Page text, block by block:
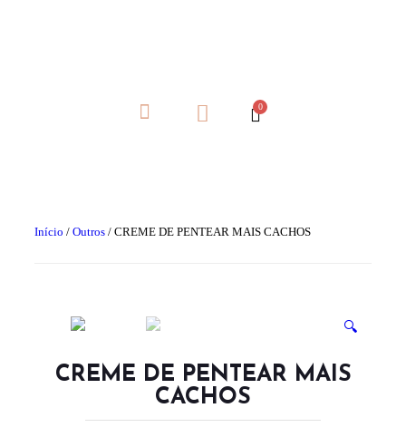
Início / Outros / CREME DE PENTEAR MAIS CACHOS
🔍
CREME DE PENTEAR MAIS
CACHOS